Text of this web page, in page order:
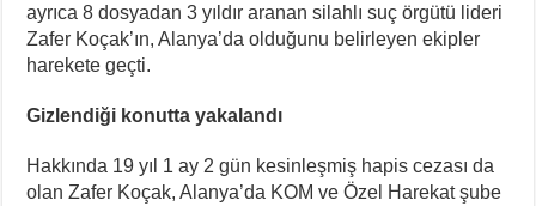
ayrıca 8 dosyadan 3 yıldır aranan silahlı suç örgütü lideri
Zafer Koçak’ın, Alanya’da olduğunu belirleyen ekipler
harekete geçti.
Gizlendiği konutta yakalandı
Hakkında 19 yıl 1 ay 2 gün kesinleşmiş hapis cezası da
olan Zafer Koçak, Alanya’da KOM ve Özel Harekat şube